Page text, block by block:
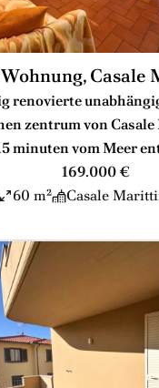
Wohnung,
renovierte
zentrum von
minuten vom Meer
169.000 €
60 m² Casale